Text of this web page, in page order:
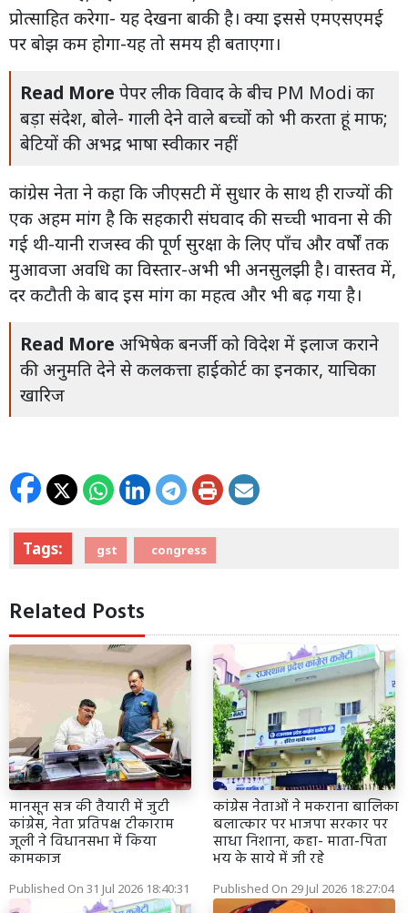
प्रोत्साहित करेगा- यह देखना बाकी है। क्या इससे एमएसएमई
पर बोझ कम होगा-यह तो समय ही बताएगा।
Read More पेपर लीक विवाद के बीच PM Modi का
बड़ा संदेश, बोले- गाली देने वाले बच्चों को भी करता हूं माफ;
बेटियों की अभद्र भाषा स्वीकार नहीं
कांग्रेस नेता ने कहा कि जीएसटी में सुधार के साथ ही राज्यों की
एक अहम मांग है कि सहकारी संघवाद की सच्ची भावना से की
गई थी-यानी राजस्व की पूर्ण सुरक्षा के लिए पाँच और वर्षों तक
मुआवजा अवधि का विस्तार-अभी भी अनसुलझी है। वास्तव में,
दर कटौती के बाद इस मांग का महत्व और भी बढ़ गया है।
Read More अभिषेक बनर्जी को विदेश में इलाज कराने
की अनुमति देने से कलकत्ता हाईकोर्ट का इनकार, याचिका
खारिज
Tags: gst congress
Related Posts
मानसून सत्र की तैयारी में जुटी
कांग्रेस, नेता प्रतिपक्ष टीकाराम
जूली ने विधानसभा में किया
कामकाज
Published On 31 Jul 2026 18:40:31
कांग्रेस नेताओं ने मकराना बालिका
बलात्कार पर भाजपा सरकार पर
साधा निशाना, कहा- माता-पिता
भय के साये में जी रहे
Published On 29 Jul 2026 18:27:04